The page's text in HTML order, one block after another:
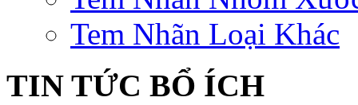
Tem Nhãn Loại Khác
TIN TỨC BỔ ÍCH